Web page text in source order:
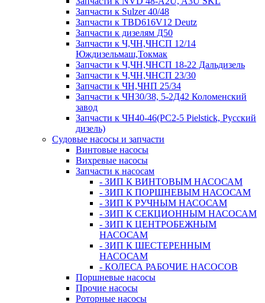
Запчасти к Sulzer 40/48
Запчасти к TBD616V12 Deutz
Запчасти к дизелям Д50
Запчасти к Ч,ЧН,ЧНСП 12/14
Юждизельмаш,Токмак
Запчасти к Ч,ЧН,ЧНСП 18-22 Дальдизель
Запчасти к Ч,ЧН,ЧНСП 23/30
Запчасти к ЧН,ЧНП 25/34
Запчасти к ЧН30/38, 5-2Д42 Коломенский
завод
Запчасти к ЧН40-46(PC2-5 Pielstick, Русский
дизель)
Судовые насосы и запчасти
Винтовые насосы
Вихревые насосы
Запчасти к насосам
- ЗИП К ВИНТОВЫМ НАСОСАМ
- ЗИП К ПОРШНЕВЫМ НАСОСАМ
- ЗИП К РУЧНЫМ НАСОСАМ
- ЗИП К СЕКЦИОННЫМ НАСОСАМ
- ЗИП К ЦЕНТРОБЕЖНЫМ
НАСОСАМ
- ЗИП К ШЕСТЕРЕННЫМ
НАСОСАМ
- КОЛЕСА РАБОЧИЕ НАСОСОВ
Поршневые насосы
Прочие насосы
Роторные насосы